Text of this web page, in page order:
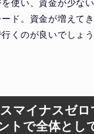
使い、資金が少な
ド。資金が増えて
くのが良いでしょう
マイナスゼロ
トで全体とし